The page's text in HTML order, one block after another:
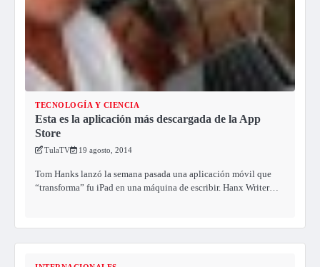
TECNOLOGÍA Y CIENCIA
Esta es la aplicación más descargada de la App
Store
TulaTV 19 agosto, 2014
Tom Hanks lanzó la semana pasada una aplicación móvil que
“transforma” fu iPad en una máquina de escribir. Hanx Writer…